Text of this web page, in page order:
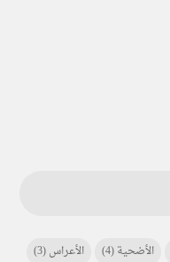
الأضحية(4) الأعراس(3)